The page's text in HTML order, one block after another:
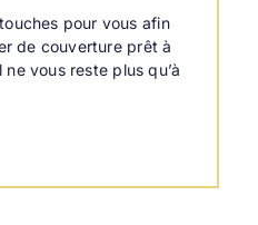
pour vous afin
de couverture prêt à
ne vous reste plus qu’à